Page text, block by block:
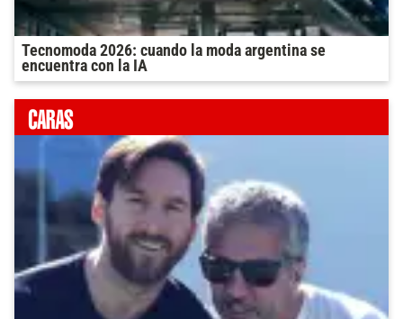
Tecnomoda 2026: cuando la moda argentina se
encuentra con la IA